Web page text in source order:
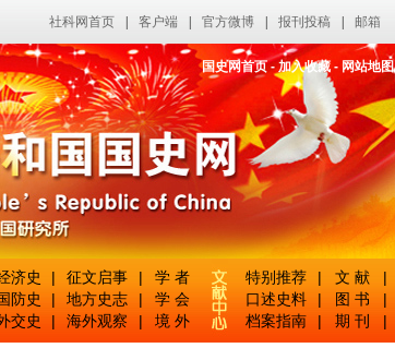
社科网首页 客户端 官方微博 报刊投稿 邮箱
国史网首页-加入收藏 - 网站地图
济史 | 征文启事 |
学 者
防史 | 地方史志 |
学 会
交史 | 海外观察 | 境 外
特别推荐 | 文 献 |
口述史料
| 图 书 |
档案指南
| 期 刊 |